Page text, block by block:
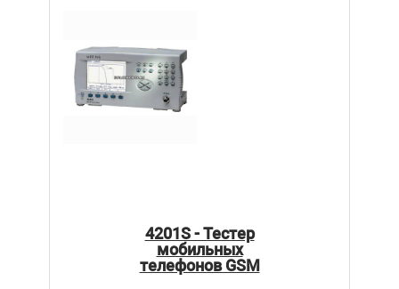
4201S - Тестер
мобильных
телефонов GSM